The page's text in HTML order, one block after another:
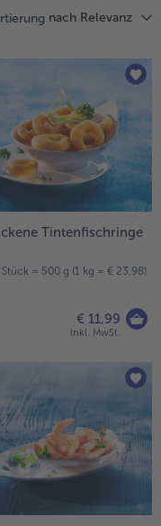
nach Relevanz
Tintenfischringe
= 500 g (1 kg = € 23,98)
€ 11,99
inkl. MwSt.